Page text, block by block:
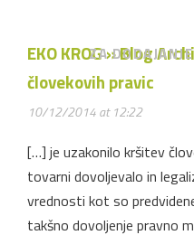
EKO KROG » Blog
človekovih pravic
10/12/2014 at 12:22
ZA
[…] je uzakonilo kršitev
tovarni dovoljevalo in
vrednosti kot so
takšno dovoljenje pravno